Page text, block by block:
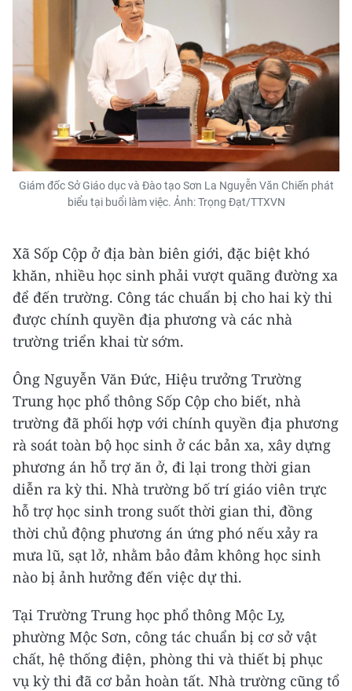
Giám đốc Sở Giáo dục và Đào tạo Sơn La Nguyễn Văn Chiến phát
biểu tại buổi làm việc. Ảnh: Trọng Đạt/TTXVN
Xã Sốp Cộp ở địa bàn biên giới, đặc biệt khó
khăn, nhiều học sinh phải vượt quãng đường xa
để đến trường. Công tác chuẩn bị cho hai kỳ thi
được chính quyền địa phương và các nhà
trường triển khai từ sớm.
Ông Nguyễn Văn Đức, Hiệu trưởng Trường
Trung học phổ thông Sốp Cộp cho biết, nhà
trường đã phối hợp với chính quyền địa phương
rà soát toàn bộ học sinh ở các bản xa, xây dựng
phương án hỗ trợ ăn ở, đi lại trong thời gian
diễn ra kỳ thi. Nhà trường bố trí giáo viên trực
hỗ trợ học sinh trong suốt thời gian thi, đồng
thời chủ động phương án ứng phó nếu xảy ra
mưa lũ, sạt lở, nhằm bảo đảm không học sinh
nào bị ảnh hưởng đến việc dự thi.
Tại Trường Trung học phổ thông Mộc Lỵ,
phường Mộc Sơn, công tác chuẩn bị cơ sở vật
chất, hệ thống điện, phòng thi và thiết bị phục
vụ kỳ thi đã cơ bản hoàn tất. Nhà trường cũng tổ